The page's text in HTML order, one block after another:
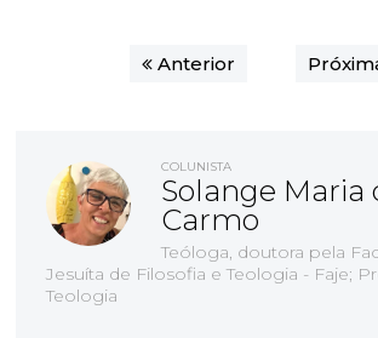
Anterior
COLUNISTA
Solange Maria
Carmo
Teóloga, doutora pela
Jesuíta de Filosofia e Teologia - Faje;
Teologia